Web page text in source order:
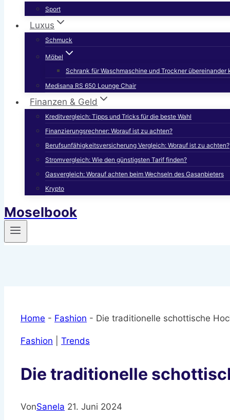
Sport
Luxus
Schmuck
Möbel
Schrank für Waschmaschine und Trockner übereinander
Medisana RS 650 Lounge Chair
Finanzen & Geld
Kreditvergleich: Tipps und Tricks für die beste Wahl
Finanzierungsrechner: Worauf ist zu achten?
Berufsunfähigkeitsversicherung Vergleich: Worauf ist zu achten?
Stromvergleich: Wie den günstigsten Tarif finden?
Gasvergleich: Worauf achten beim Wechseln des Gasanbieters
Krypto
Moselbook
Home - Fashion - Die traditionelle schottische
Fashion Trends
Die traditionelle
VonSanela 21. Juni 2024